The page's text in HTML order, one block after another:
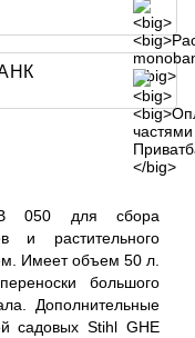
050 для сбора
и растительного
Имеет объем 50 л.
большого
Дополнительные
садовых Stihl GHE